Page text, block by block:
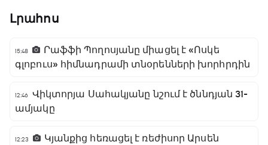
Լրահոս
15:48
Րաֆֆի Պողոսյանը միացել է «Ոսկե
գլոբուս» հիմնադրամի տնօրենների խորհրդին
12:46 Վիկտորյա Սահակյանը նշում է ծննդյան 31-
ամյակը
12:23
Կյանքից հեռացել է ռեժիսոր Արսեն